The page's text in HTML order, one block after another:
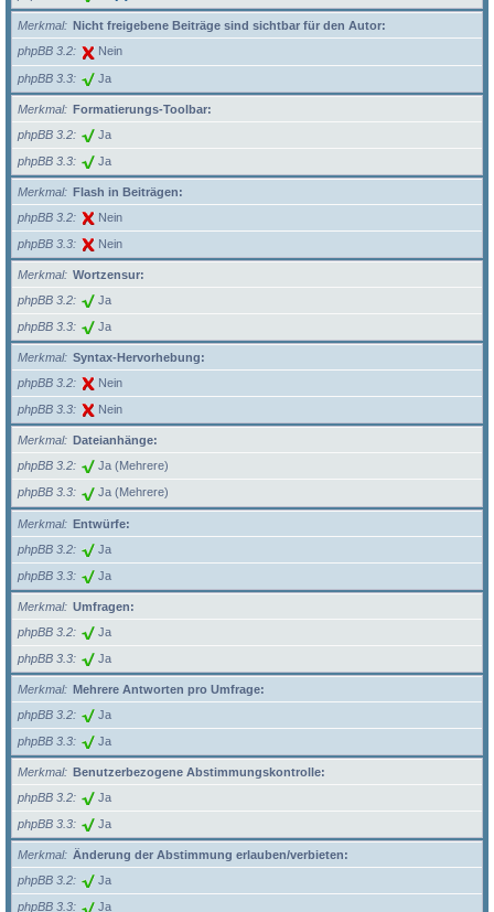
Merkmal
Nicht freigebene Beiträge sind sichtbar für den Autor:
phpBB 3.2
Nein
phpBB 3.3 Ja
Merkmal
Formatierungs-Toolbar:
phpBB 3.2
Ja
phpBB 3.3 Ja
Merkmal
Flash in Beiträgen:
phpBB 3.2
Nein
phpBB 3.3 Nein
Merkmal
Wortzensur:
phpBB 3.2
Ja
phpBB 3.3 Ja
Merkmal
Syntax-Hervorhebung:
phpBB 3.2
Nein
phpBB 3.3 Nein
Merkmal
Dateianhänge:
phpBB 3.2
Ja (Mehrere)
phpBB 3.3 Ja (Mehrere)
Merkmal
Entwürfe:
phpBB 3.2
Ja
phpBB 3.3 Ja
Merkmal
Umfragen:
phpBB 3.2
Ja
phpBB 3.3 Ja
Merkmal
Mehrere Antworten pro Umfrage:
phpBB 3.2
Ja
phpBB 3.3 Ja
Merkmal
Benutzerbezogene Abstimmungskontrolle:
phpBB 3.2
Ja
phpBB 3.3 Ja
Merkmal
Änderung der Abstimmung erlauben/verbieten:
phpBB 3.2
Ja
phpBB 3.3 Ja